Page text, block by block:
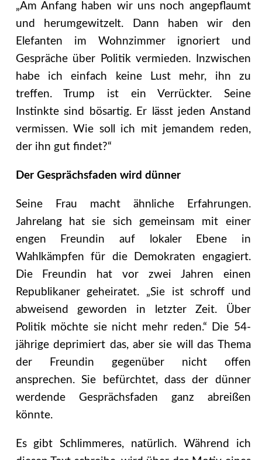
„Am Anfang haben wir uns noch angepflaumt
und herumgewitzelt. Dann haben wir den
Elefanten im Wohnzimmer ignoriert und
Gespräche über Politik vermieden. Inzwischen
habe ich einfach keine Lust mehr, ihn zu
treffen. Trump ist ein Verrückter. Seine
Instinkte sind bösartig. Er lässt jeden Anstand
vermissen. Wie soll ich mit jemandem reden,
der ihn gut findet?“
Der Gesprächsfaden wird dünner
Seine Frau macht ähnliche Erfahrungen.
Jahrelang hat sie sich gemeinsam mit einer
engen Freundin auf lokaler Ebene in
Wahlkämpfen für die Demokraten engagiert.
Die Freundin hat vor zwei Jahren einen
Republikaner geheiratet. „Sie ist schroff und
abweisend geworden in letzter Zeit. Über
Politik möchte sie nicht mehr reden.“ Die 54-
jährige deprimiert das, aber sie will das Thema
der Freundin gegenüber nicht offen
ansprechen. Sie befürchtet, dass der dünner
werdende Gesprächsfaden ganz abreißen
könnte.
Es gibt Schlimmeres, natürlich. Während ich